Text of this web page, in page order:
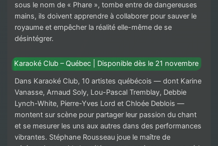
sous le nom de « Phare », tombe entre de dangereuses
mains, ils doivent apprendre à collaborer pour sauver le
royaume et empêcher la réalité elle-même de se
désintégrer.
Karaoké Club – Québec | Disponible dès le 21 novembre
Dans Karaoké Club, 10 artistes québécois — dont Karine
Vanasse, Arnaud Soly, Lou-Pascal Tremblay, Debbie
Lynch-White, Pierre-Yves Lord et Chloée Deblois —
montent sur scène pour partager leur passion du chant
et se mesurer les uns aux autres dans des performances
vibrantes. Stéphane Rousseau joue le maître de